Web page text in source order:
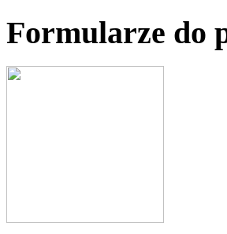
Formularze do